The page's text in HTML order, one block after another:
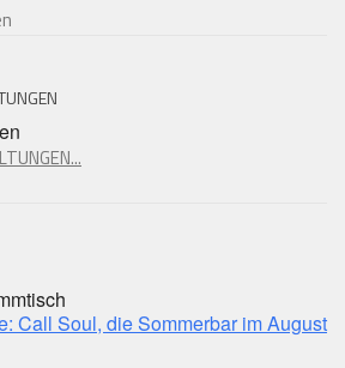
Call Soul, die Sommerbar im August